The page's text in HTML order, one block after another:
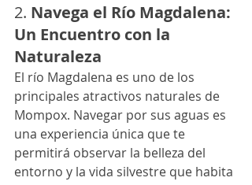
2. Navega el Río Magdalena:
Un Encuentro con la
Naturaleza
El río Magdalena es uno de los
principales atractivos naturales de
Mompox. Navegar por sus aguas es
una experiencia única que te
permitirá observar la belleza del
entorno y la vida silvestre que habita